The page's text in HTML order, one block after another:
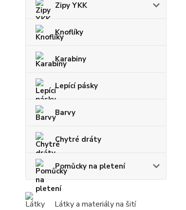
Zipy YKK
Knoflíky
Karabiny
Lepící pásky
Barvy
Chytré dráty
Pomůcky na pletení
Látky a materiály na šití